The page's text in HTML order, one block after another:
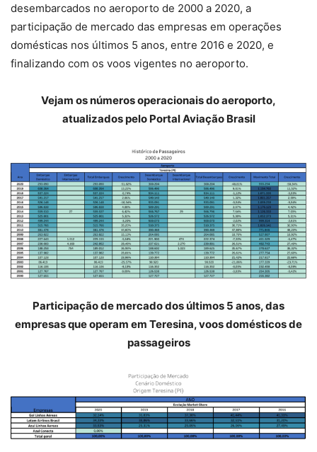
desembarcados no aeroporto de 2000 a 2020, a
participação de mercado das empresas em operações
domésticas nos últimos 5 anos, entre 2016 e 2020, e
finalizando com os voos vigentes no aeroporto.
Vejam os números operacionais do aeroporto,
atualizados pelo Portal Aviação Brasil
Participação de mercado dos últimos 5 anos, das
empresas que operam em Teresina, voos domésticos de
passageiros